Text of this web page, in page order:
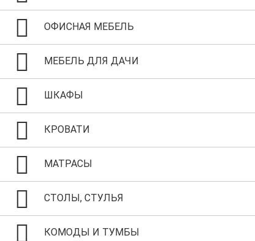
ОФИСНАЯ МЕБЕЛЬ
МЕБЕЛЬ ДЛЯ ДАЧИ
ШКАФЫ
КРОВАТИ
МАТРАСЫ
СТОЛЫ, СТУЛЬЯ
КОМОДЫ И ТУМБЫ